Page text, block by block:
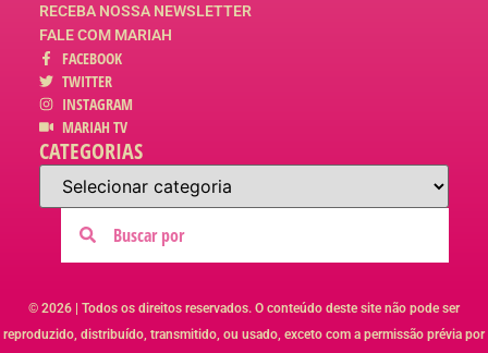
RECEBA NOSSA NEWSLETTER
FALE COM MARIAH
FACEBOOK
TWITTER
INSTAGRAM
MARIAH TV
CATEGORIAS
© 2026 | Todos os direitos reservados. O conteúdo deste site não pode ser
reproduzido, distribuído, transmitido, ou usado, exceto com a permissão prévia por